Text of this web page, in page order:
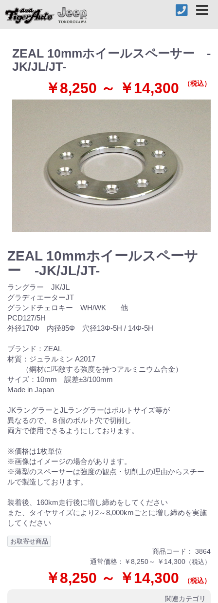
ZEAL 10mmホイールスペーサー -
JK/JL/JT-
￥8,250 ～ ￥14,300 （税込）
ZEAL 10mmホイールスペーサ
ー -JK/JL/JT-
ラングラー JK/JL
グラディエーターJT
グランドチェロキー WH/WK 他
PCD127/5H
外径170Φ 内径85Φ 穴径13Φ-5H / 14Φ-5H
ブランド：ZEAL
材質：ジュラルミン A2017
（鋼材に匹敵する強度を持つアルミニウム合金）
サイズ：10mm 誤差±3/100mm
Made in Japan
JKラングラーとJLラングラーはボルトサイズ等が
異なるので、８個のボルト穴で切削し
両方で使用できるようにしております。
※価格は1枚単位
※画像はイメージの場合があります。
※薄型のスペーサーは強度の観点・切削上の理由からスチー
ルで製造しております。
装着後、160km走行後に増し締めをしてください
また、タイヤサイズにより2～8,000kmごとに増し締めを実施
してください
お取寄せ商品
商品コード： 3864
通常価格： ￥8,250～ ￥14,300 （税込）
￥8,250 ～ ￥14,300 （税込）
関連カテゴリ